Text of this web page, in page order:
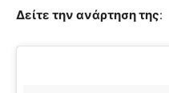
Δείτε την ανάρτηση της: